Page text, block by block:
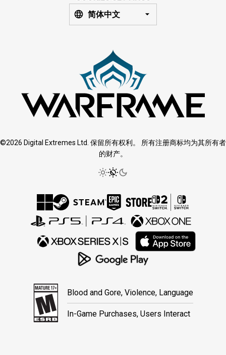
简体中文
©2026 Digital Extremes Ltd. 保留所有权利。 所有注册商标均为其所有者
的财产。
Blood and Gore, Violence, Language
In-Game Purchases, Users Interact